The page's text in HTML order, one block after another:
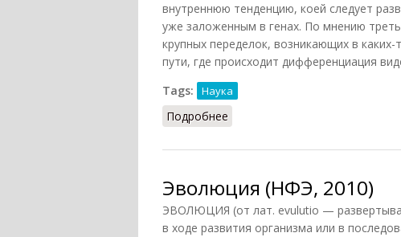
внутреннюю тенденцию, коей следует
уже заложенным в генах. По мнению
крупных переделок, возникающих в
пути, где происходит дифференциация
Tags:
Наука
Подробнее
Эволюция (НФЭ, 2010)
ЭВОЛЮЦИЯ (от лат. evulutio —
в ходе развития организма или в